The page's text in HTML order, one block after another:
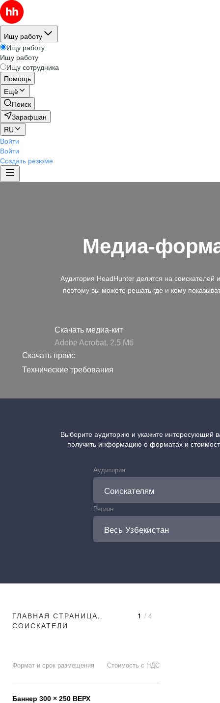
Ищу работу
Ищу работу
Ищу работу
Ищу сотрудника
Помощь
Ещё
Поиск
Зарафшан
RU
Войти
Войти
Создать резюме
Медиа-
Аудитория HeadHunter делится на соискателей
поэтому вы можете решать где и кому
Скачать медиа-кит
Adobe Acrobat, 2.5 Mб
Скачать прайс
Технические требования
Выберите аудиторию и укажите интересующий
получить информацию о форматах и
Аудитория
Регион
1 / 4
ГЛАВНАЯ СТРАНИЦА,
СОИСКАТЕЛИ
Формат и срок размещения Стоимость с НДС
Баннер 300 × 250 ВЕРХ